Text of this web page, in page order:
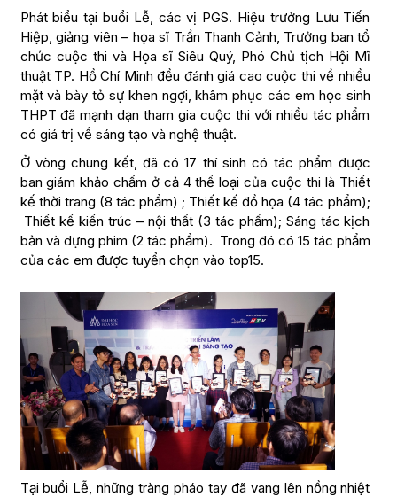
Phát biểu tại buổi Lễ, các vị PGS. Hiệu trưởng Lưu Tiến
Hiệp, giảng viên – họa sĩ Trần Thanh Cảnh, Trưởng ban tổ
chức cuộc thi và Họa sĩ Siêu Quý, Phó Chủ tịch Hội Mĩ
thuật TP. Hồ Chí Minh đều đánh giá cao cuộc thi về nhiều
mặt và bày tỏ sự khen ngợi, khâm phục các em học sinh
THPT đã mạnh dạn tham gia cuộc thi với nhiều tác phẩm
có giá trị về sáng tạo và nghệ thuật.
Ở vòng chung kết, đã có 17 thí sinh có tác phẩm được
ban giám khảo chấm ở cả 4 thể loại của cuộc thi là Thiết
kế thời trang (8 tác phẩm) ; Thiết kế đồ họa (4 tác phẩm);
Thiết kế kiến trúc – nội thất (3 tác phẩm); Sáng tác kịch
bản và dựng phim (2 tác phẩm). Trong đó có 15 tác phẩm
của các em được tuyển chọn vào top15.
Tại buổi Lễ, những tràng pháo tay đã vang lên nồng nhiệt